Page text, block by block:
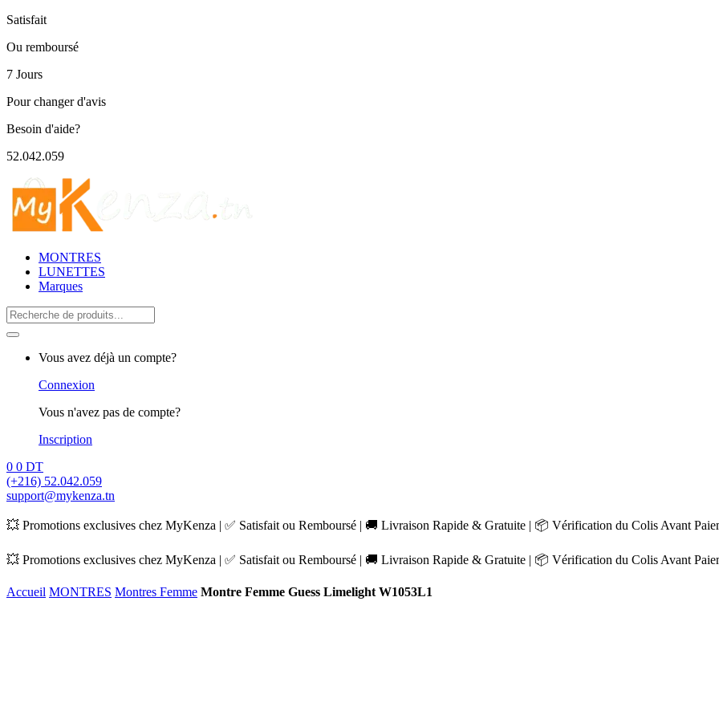
Satisfait
Ou remboursé
7 Jours
Pour changer d'avis
Besoin d'aide?
52.042.059
MONTRES
LUNETTES
Marques
Search
for:
Vous avez déjà un compte?
Connexion
Vous n'avez pas de compte?
Inscription
0 0 DT
(+216) 52.042.059
support@mykenza.tn
💥 Promotions exclusives chez MyKenza | ✅ Satisfait ou Remboursé | 🚚 Livraison Rapide & Gratuite | 📦 Vérification du Colis Avant
💥 Promotions exclusives chez MyKenza | ✅ Satisfait ou Remboursé | 🚚 Livraison Rapide & Gratuite | 📦 Vérification du Colis Avant
Accueil MONTRES Montres Femme Montre Femme Guess Limelight W1053L1